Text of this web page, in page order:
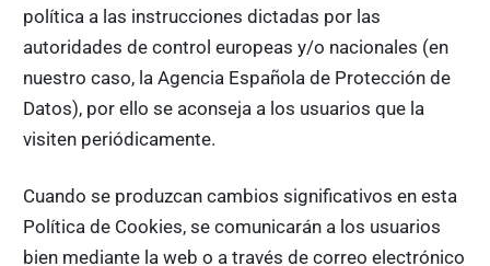
política a las instrucciones dictadas por las
autoridades de control europeas y/o nacionales (en
nuestro caso, la Agencia Española de Protección de
Datos), por ello se aconseja a los usuarios que la
visiten periódicamente.
Cuando se produzcan cambios significativos en esta
Política de Cookies, se comunicarán a los usuarios
bien mediante la web o a través de correo electrónico